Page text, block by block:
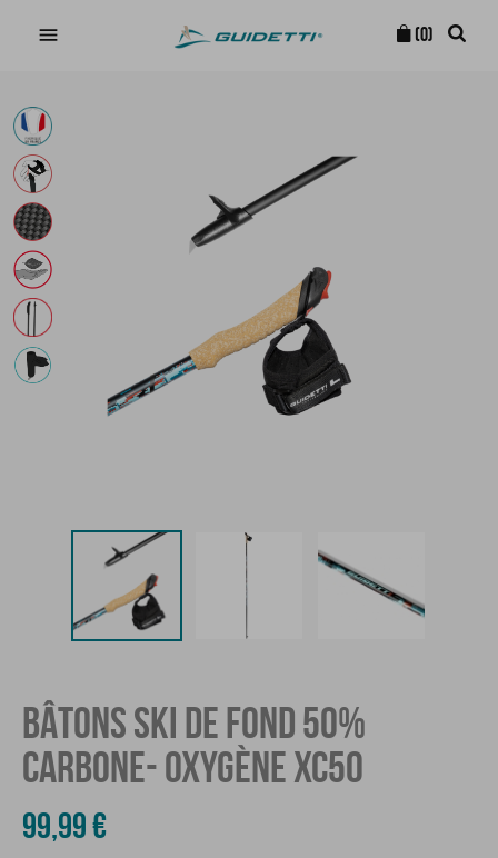
 (0)
BÂTONS SKI DE FOND 50%
CARBONE- OXYGÈNE XC50
99,99 €